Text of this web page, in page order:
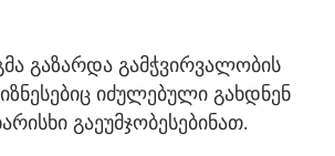
გაზარდა გამჭვირვალობის
იძულებული გახდნენ
გაეუმჯობესებინათ.